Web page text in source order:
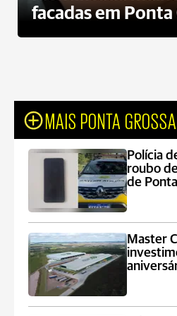
facadas em Ponta
MAIS PONTA GROSSA
Polícia
roubo
de
Master